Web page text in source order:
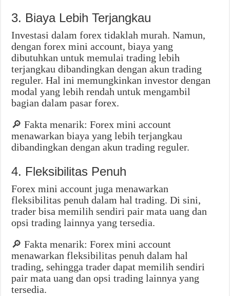
3. Biaya Lebih Terjangkau
Investasi dalam forex tidaklah murah. Namun,
dengan forex mini account, biaya yang
dibutuhkan untuk memulai trading lebih
terjangkau dibandingkan dengan akun trading
reguler. Hal ini memungkinkan investor dengan
modal yang lebih rendah untuk mengambil
bagian dalam pasar forex.
🔎 Fakta menarik: Forex mini account
menawarkan biaya yang lebih terjangkau
dibandingkan dengan akun trading reguler.
4. Fleksibilitas Penuh
Forex mini account juga menawarkan
fleksibilitas penuh dalam hal trading. Di sini,
trader bisa memilih sendiri pair mata uang dan
opsi trading lainnya yang tersedia.
🔎 Fakta menarik: Forex mini account
menawarkan fleksibilitas penuh dalam hal
trading, sehingga trader dapat memilih sendiri
pair mata uang dan opsi trading lainnya yang
tersedia.